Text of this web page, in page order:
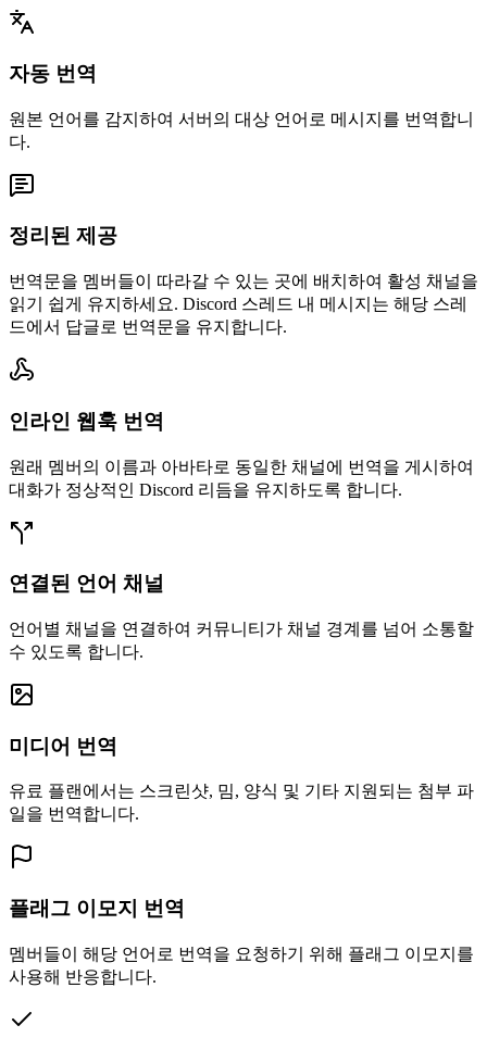
자동 번역
원본 언어를 감지하여 서버의 대상 언어로 메시지를 번역합니
다.
정리된 제공
번역문을 멤버들이 따라갈 수 있는 곳에 배치하여 활성 채널을
읽기 쉽게 유지하세요. Discord 스레드 내 메시지는 해당 스레
드에서 답글로 번역문을 유지합니다.
인라인 웹훅 번역
원래 멤버의 이름과 아바타로 동일한 채널에 번역을 게시하여
대화가 정상적인 Discord 리듬을 유지하도록 합니다.
연결된 언어 채널
언어별 채널을 연결하여 커뮤니티가 채널 경계를 넘어 소통할
수 있도록 합니다.
미디어 번역
유료 플랜에서는 스크린샷, 밈, 양식 및 기타 지원되는 첨부 파
일을 번역합니다.
플래그 이모지 번역
멤버들이 해당 언어로 번역을 요청하기 위해 플래그 이모지를
사용해 반응합니다.